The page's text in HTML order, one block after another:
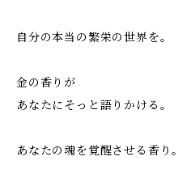
自分の本当の繁栄の世界を。
金の香りが
あなたにそっと語りかける。
あなたの魂を覚醒させる香り。